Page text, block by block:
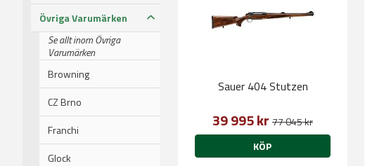
Övriga Varumärken
Se allt inom Övriga
Varumärken
Browning
CZ Brno
Franchi
Glock
Sauer 404 Stutzen
39 995 kr 77 045 kr
KÖP